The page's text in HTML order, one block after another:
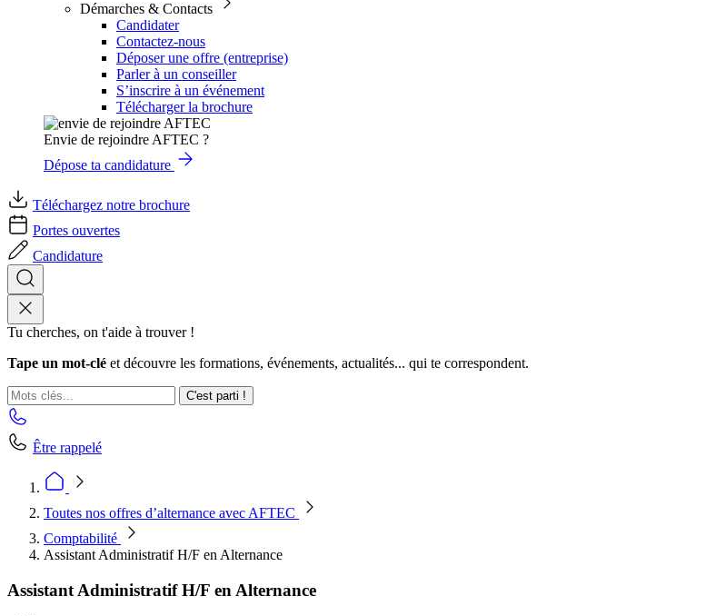
Démarches & Contacts
Candidater
Contactez-nous
Déposer une offre (entreprise)
Parler à un conseiller
S’inscrire à un événement
Télécharger la brochure
Envie de rejoindre AFTEC ?
Dépose ta candidature
Téléchargez notre brochure
Portes ouvertes
Candidature
Tu cherches, on t'aide à trouver !
Tape un mot-clé et découvre les formations, événements, actualités... qui te correspondent.
C'est parti !
Être rappelé
Toutes nos offres d’alternance avec AFTEC
Comptabilité
Assistant Administratif H/F en Alternance
Assistant Administratif H/F en Alternance